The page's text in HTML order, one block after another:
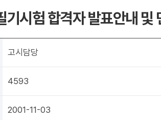
시험 합격자 발표안내 및
고시담당
4593
2001-11-03